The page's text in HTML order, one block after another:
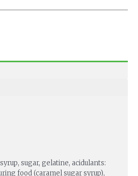
sugar, gelatine, acidulants:
food (caramel sugar syrup),